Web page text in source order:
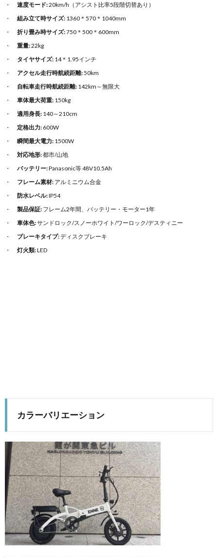
速度モード:20km/h（アシスト比率5段階切替あり）
組み立て時サイズ: 1360＊570＊1040mm
折り畳み時サイズ:750＊500＊600mm
重量:22kg
タイヤサイズ: 14＊1.95インチ
アクセル走行時航続距離:50km
自転車走行時航続距離: 142km～無限大
車体最大荷重: 150kg
適用身長: 140～210cm
定格出力: 600W
瞬間最大電力: 1500W
対応地形:都市/山地
バッテリー:Panasonic等 48V10.5Ah
フレーム素材: アルミニウム合金
防水レベル:IP54
製品保証: フレーム2年間、バッテリー・モーター1年
車体色:サンドロック/スノーホワイト/ワーロック/デスティニー
ブレーキタイプ:ディスクブレーキ
灯火類:LED
カラーバリエーション